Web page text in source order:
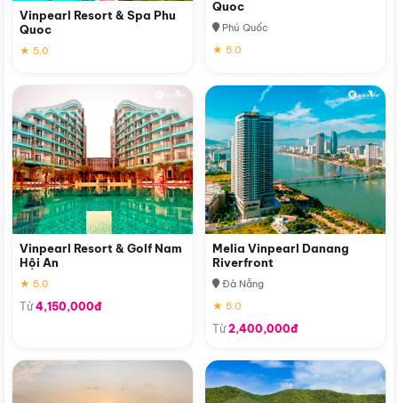
Vinpearl Resort & Spa Phu
Quoc
★ 5.0
Quoc
Phú Quốc
★ 5.0
Vinpearl Resort & Golf Nam
Hội An
★ 5.0
Từ4,150,000đ
Melia Vinpearl Danang
Riverfront
Đà Nẵng
★ 5.0
Từ2,400,000đ